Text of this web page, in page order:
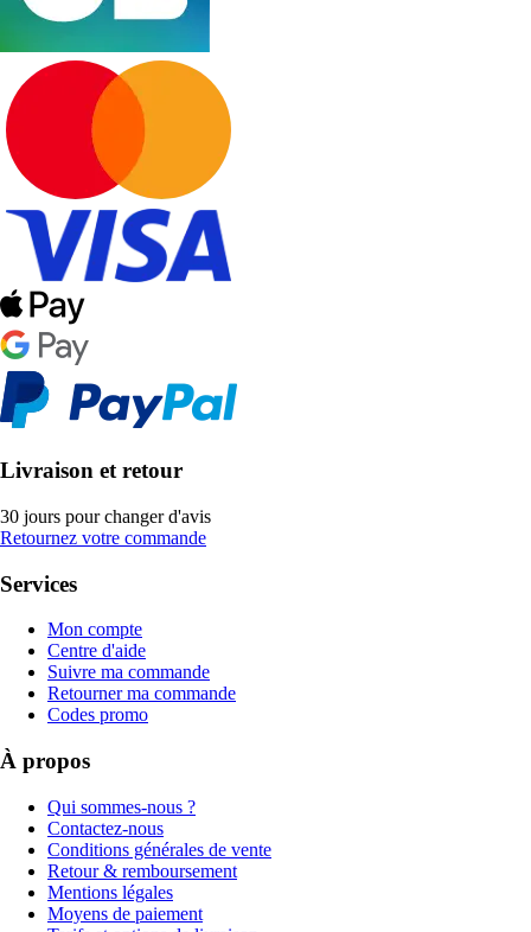
Livraison et retour
30 jours pour changer d'avis
Retournez votre commande
Services
Mon compte
Centre d'aide
Suivre ma commande
Retourner ma commande
Codes promo
À propos
Qui sommes-nous ?
Contactez-nous
Conditions générales de vente
Retour & remboursement
Mentions légales
Moyens de paiement